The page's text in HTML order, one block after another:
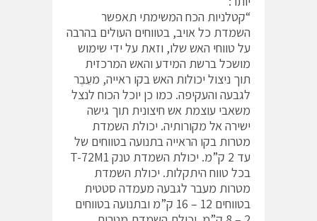
“קטלניות הכח המשימתי תאפשר
השמדת כל אויב, בטווחים העולים בהרבה
על טווחי האש שלו, וזאת על ידי שימוש
מושכל ברשת המידע והאש המרכזית
תוך ניצול יכולות האש בקו ראייה, מעֵבֶר
לגבעה והעקיפה. כמו כן יוכל הכוח לנצל
משאבי עוצמת אש חיצונית תוך גישה
ישירה אל מקורותיה. יכולת השמדת
מטרות בקו הראייה בתנועה בטווחים של
עד 2 ק”מ. יכולת השמדת טנק T-72M1
בכל טווח היתקלות. יכולת השמדת
מטרות מעבר לגבעה מעמדה סטטית
בטווחים 12 – 16 ק”מ ובתנועה בטווחים